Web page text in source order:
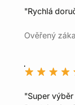
"Rychlá
Ověřený
"Super